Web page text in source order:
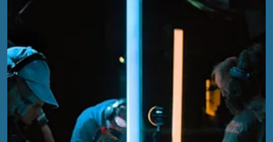
EFA
17. Okt. 2024
4 Min. Lesezeit